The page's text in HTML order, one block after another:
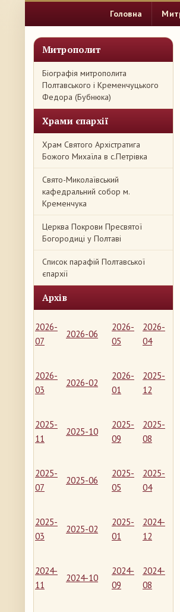
Головна
Митрополит
Біографія митрополита
Полтавського і Кременчуцького
Федора (Бубнюка)
Храми єпархії
Храм Святого Архістратига
Божого Михаїла в с.Петрівка
Свято-Миколаївський
кафедральний собор м.
Кременчука
Церква Покрови Пресвятої
Богородиці у Полтаві
Список парафій Полтавської
єпархії
Архів
2026-
07
2026-06
2026-
05
2026-
04
2026-
03
2026-02
2026-
01
2025-
12
2025-
11
2025-10
2025-
09
2025-
08
2025-
07
2025-06
2025-
05
2025-
04
2025-
03
2025-02
2025-
01
2024-
12
2024-
11
2024-10
2024-
09
2024-
08